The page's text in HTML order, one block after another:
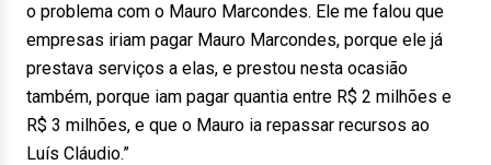
o problema com o Mauro Marcondes. Ele me falou que
empresas iriam pagar Mauro Marcondes, porque ele já
prestava serviços a elas, e prestou nesta ocasião
também, porque iam pagar quantia entre R$ 2 milhões e
R$ 3 milhões, e que o Mauro ia repassar recursos ao
Luís Cláudio.”